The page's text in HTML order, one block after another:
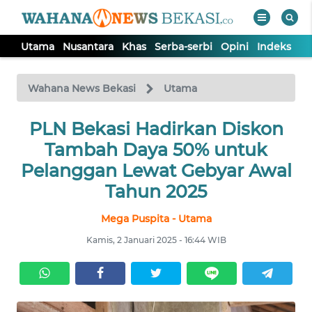
Utama Nusantara Khas Serba-serbi Opini Indeks
Wahana News Bekasi Utama
PLN Bekasi Hadirkan Diskon
Tambah Daya 50% untuk
Pelanggan Lewat Gebyar Awal
Tahun 2025
Mega Puspita - Utama
Kamis, 2 Januari 2025 - 16:44 WIB
TV
Tutup
UTAMA
NUSANTARA
SERBI
OPINI